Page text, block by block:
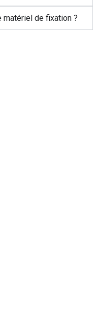
matériel de fixation ?